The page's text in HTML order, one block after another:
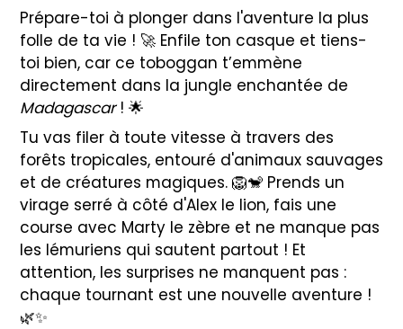
Prépare-toi à plonger dans l'aventure la plus
folle de ta vie ! 🚀 Enfile ton casque et tiens-
toi bien, car ce toboggan t’emmène
directement dans la jungle enchantée de
Madagascar! 🌟
Tu vas filer à toute vitesse à travers des
forêts tropicales, entouré d'animaux sauvages
et de créatures magiques. 🦁🐒 Prends un
virage serré à côté d'Alex le lion, fais une
course avec Marty le zèbre et ne manque pas
les lémuriens qui sautent partout ! Et
attention, les surprises ne manquent pas :
chaque tournant est une nouvelle aventure !
🌿✨